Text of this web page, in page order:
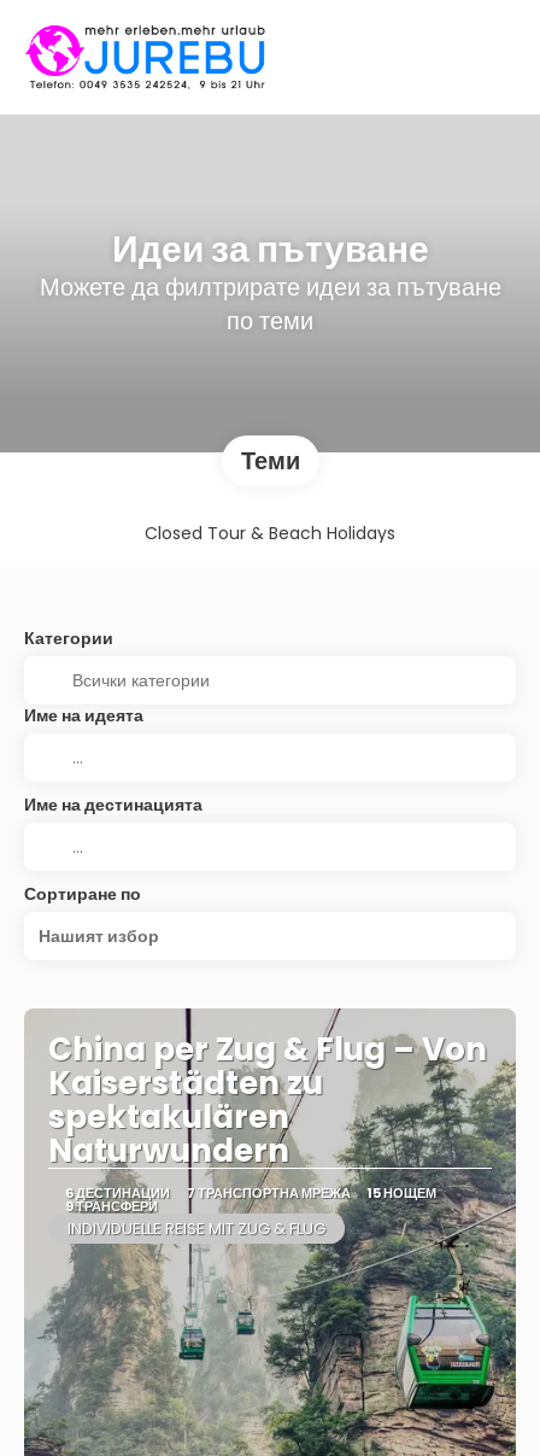
Идеи за пътуване
Можете да филтрирате идеи за пътуване
по теми
Теми
Closed Tour & Beach Holidays
Категории
Име на идеята
Име на дестинацията
Сортиране по
Нашият избор
China per Zug & Flug – Von
Kaiserstädten zu
spektakulären
Naturwundern
6 ДЕСТИНАЦИИ 7 ТРАНСПОРТНА МРЕЖА 15 НОЩЕМ
9 ТРАНСФЕРИ
INDIVIDUELLE REISE MIT ZUG & FLUG